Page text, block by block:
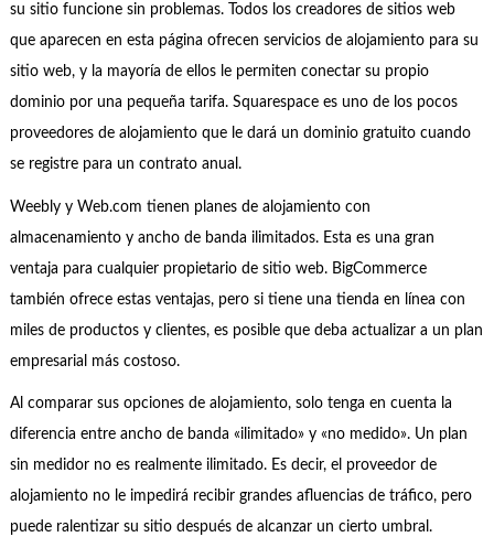
su sitio funcione sin problemas. Todos los creadores de sitios web
que aparecen en esta página ofrecen servicios de alojamiento para su
sitio web, y la mayoría de ellos le permiten conectar su propio
dominio por una pequeña tarifa. Squarespace es uno de los pocos
proveedores de alojamiento que le dará un dominio gratuito cuando
se registre para un contrato anual.
Weebly y Web.com tienen planes de alojamiento con
almacenamiento y ancho de banda ilimitados. Esta es una gran
ventaja para cualquier propietario de sitio web. BigCommerce
también ofrece estas ventajas, pero si tiene una tienda en línea con
miles de productos y clientes, es posible que deba actualizar a un plan
empresarial más costoso.
Al comparar sus opciones de alojamiento, solo tenga en cuenta la
diferencia entre ancho de banda «ilimitado» y «no medido». Un plan
sin medidor no es realmente ilimitado. Es decir, el proveedor de
alojamiento no le impedirá recibir grandes afluencias de tráfico, pero
puede ralentizar su sitio después de alcanzar un cierto umbral.